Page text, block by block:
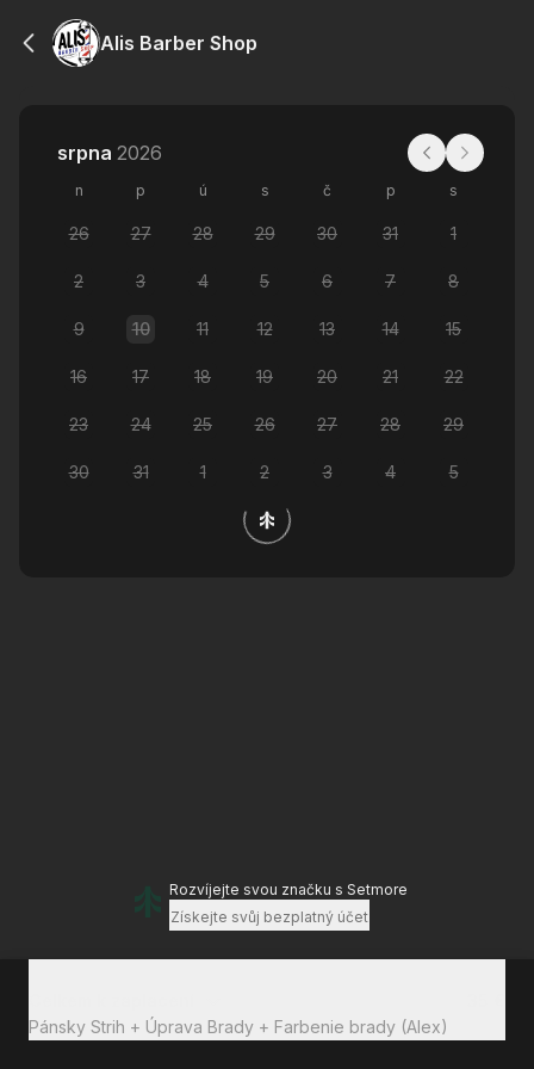
Alis Barber Shop
srpna 2026
n p ú s č p s
26 27 28 29 30 31 1
2 3 4 5 6 7 8
9 10 11 12 13 14 15
16 17 18 19 20 21 22
23 24 25 26 27 28 29
30 31 1 2 3 4 5
Rozvíjejte svou značku s Setmore
Získejte svůj bezplatný účet
Pánsky Strih + Úprava Brady + Farbenie brady (Alex)